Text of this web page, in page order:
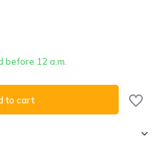
before 12 a.m.
to cart